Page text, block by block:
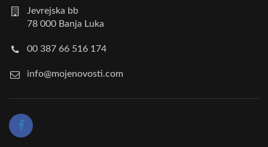
Jevrejska bb
78 000 Banja Luka
00 387 66 516 174
info@mojenovosti.com